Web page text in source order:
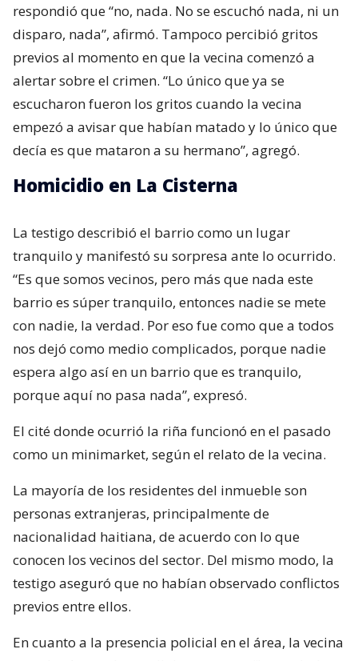
respondió que “no, nada. No se escuchó nada, ni un
disparo, nada”, afirmó. Tampoco percibió gritos
previos al momento en que la vecina comenzó a
alertar sobre el crimen. “Lo único que ya se
escucharon fueron los gritos cuando la vecina
empezó a avisar que habían matado y lo único que
decía es que mataron a su hermano”, agregó.
Homicidio en La Cisterna
La testigo describió el barrio como un lugar
tranquilo y manifestó su sorpresa ante lo ocurrido.
“Es que somos vecinos, pero más que nada este
barrio es súper tranquilo, entonces nadie se mete
con nadie, la verdad. Por eso fue como que a todos
nos dejó como medio complicados, porque nadie
espera algo así en un barrio que es tranquilo,
porque aquí no pasa nada”, expresó.
El cité donde ocurrió la riña funcionó en el pasado
como un minimarket, según el relato de la vecina.
La mayoría de los residentes del inmueble son
personas extranjeras, principalmente de
nacionalidad haitiana, de acuerdo con lo que
conocen los vecinos del sector. Del mismo modo, la
testigo aseguró que no habían observado conflictos
previos entre ellos.
En cuanto a la presencia policial en el área, la vecina